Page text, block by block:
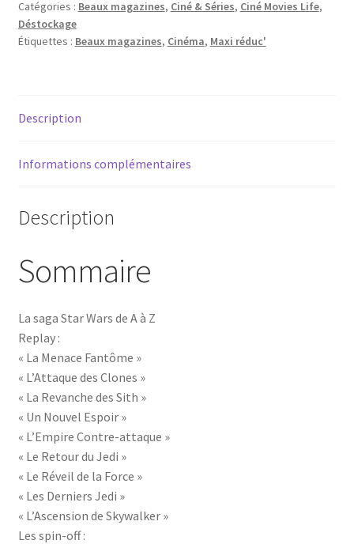
1
Catégories : Beaux magazines, Ciné & Séries, Ciné Movies Life,
Déstockage
Étiquettes : Beaux magazines, Cinéma, Maxi réduc'
Description
Informations complémentaires
Description
Sommaire
La saga Star Wars de A à Z
Replay :
« La Menace Fantôme »
« L’Attaque des Clones »
« La Revanche des Sith »
« Un Nouvel Espoir »
« L’Empire Contre-attaque »
« Le Retour du Jedi »
« Le Réveil de la Force »
« Les Derniers Jedi »
« L’Ascension de Skywalker »
Les spin-off :